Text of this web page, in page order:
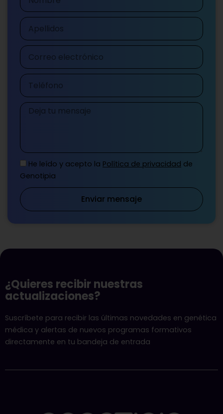
Apellidos
Correo
electrónico
Teléfono
Mensaje
He leído y acepto la Política de privacidad de
Genotipia
Enviar mensaje
¿Quieres recibir nuestras
actualizaciones?
Suscríbete para recibir las últimas novedades en genética
médica y alertas de nuevos programas formativos
directamente en tu bandeja de entrada